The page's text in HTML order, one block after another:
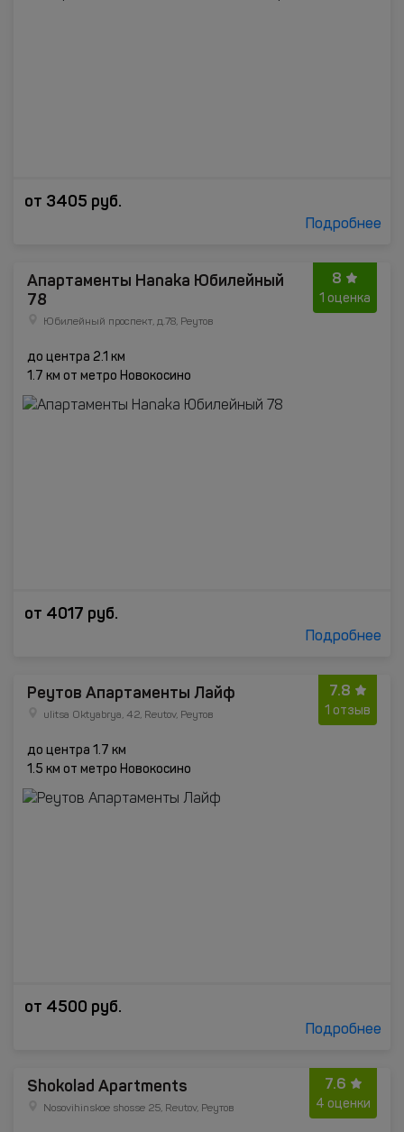
от 3405 руб.
Подробнее
8
1 оценка
Апартаменты Hanaka Юбилейный
78
Юбилейный проспект, д.78, Реутов
до центра 2.1 км
1.7 км от метро Новокосино
от 4017 руб.
Подробнее
7.8
1 отзыв
Реутов Апартаменты Лайф
ulitsa Oktyabrya, 42, Reutov, Реутов
до центра 1.7 км
1.5 км от метро Новокосино
от 4500 руб.
Подробнее
7.6
4 оценки
Shokolad Apartments
Nosovihinskoe shosse 25, Reutov, Реутов